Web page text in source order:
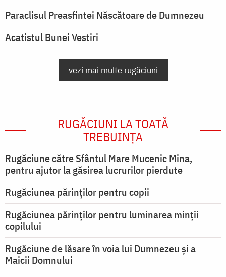
Paraclisul Preasfintei Născătoare de Dumnezeu
Acatistul Bunei Vestiri
vezi mai multe rugăciuni
RUGĂCIUNI LA TOATĂ
TREBUINȚA
Rugăciune către Sfântul Mare Mucenic Mina,
pentru ajutor la găsirea lucrurilor pierdute
Rugăciunea părinților pentru copii
Rugăciunea părinților pentru luminarea minţii
copilului
Rugăciune de lăsare în voia lui Dumnezeu şi a
Maicii Domnului